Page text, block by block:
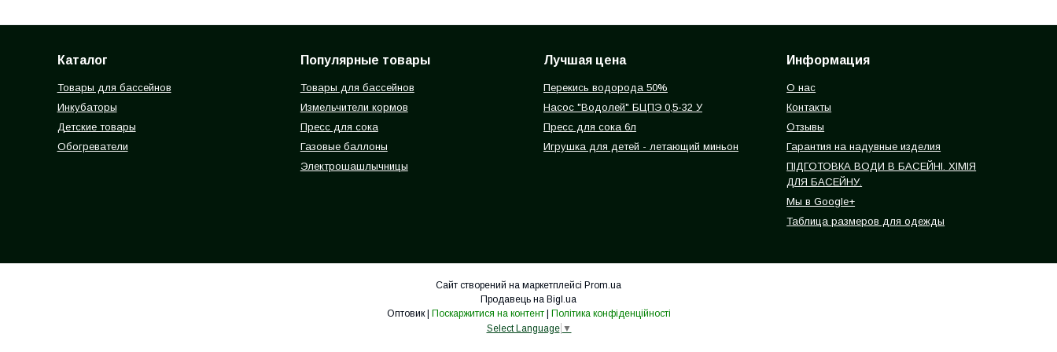
Каталог
Товары для бассейнов
Инкубаторы
Детские товары
Обогреватели
Популярные товары
Товары для бассейнов
Измельчители кормов
Пресс для сока
Газовые баллоны
Электрошашлычницы
Лучшая цена
Перекись водорода 50%
Насос "Водолей" БЦПЭ 0,5-32 У
Пресс для сока 6л
Игрушка для детей - летающий миньон
Информация
О нас
Контакты
Отзывы
Гарантия на надувные изделия
ПІДГОТОВКА ВОДИ В БАСЕЙНІ. ХІМІЯ
ДЛЯ БАСЕЙНУ.
Мы в Google+
Таблица размеров для одежды
Сайт створений на маркетплейсі Prom.ua
Продавець на Bigl.ua
Оптовик | Поскаржитися на контент | Політика конфіденційності
Select Language ▼